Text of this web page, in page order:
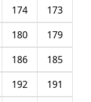
173
174
179
180
185
186
191
192